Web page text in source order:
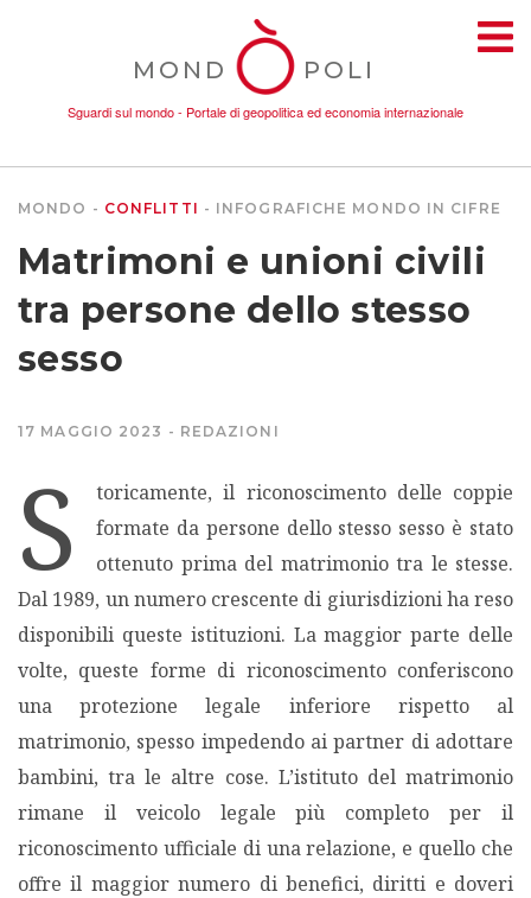
MOND POLI
Sguardi sul mondo - Portale di geopolitica ed economia internazionale
AMBIENTE
CONFLITTI
DONNE
ECONOMIA
MIGRAZIONI
POVERTÀ
SALUTE
EDITORIALI
PUNTI DI VISTA
MONDO CONFLITTI INFOGRAFICHE MONDO IN CIFRE
Matrimoni e unioni civili
tra persone dello stesso
sesso
17 MAGGIO 2023 REDAZIONI
S
toricamente, il riconoscimento delle coppie
formate da persone dello stesso sesso è stato
ottenuto prima del matrimonio tra le stesse.
Dal 1989, un numero crescente di giurisdizioni ha reso
disponibili queste istituzioni. La maggior parte delle
volte, queste forme di riconoscimento conferiscono
una protezione legale inferiore rispetto al
matrimonio, spesso impedendo ai partner di adottare
bambini, tra le altre cose. L’istituto del matrimonio
rimane il veicolo legale più completo per il
riconoscimento ufficiale di una relazione, e quello che
offre il maggior numero di benefici, diritti e doveri